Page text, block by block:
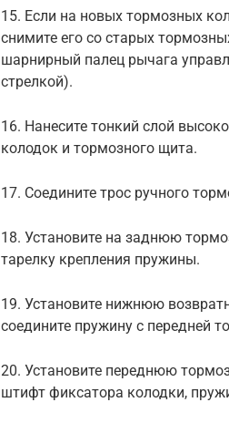
15. Если на новых тормозных
снимите его со старых
шарнирный палец рычага
стрелкой).
16. Нанесите тонкий слой
колодок и тормозного щита.
17. Соедините трос ручного
18. Установите на заднюю
тарелку крепления пружины.
19. Установите нижнюю
соедините пружину с передней
20. Установите переднюю
штифт фиксатора колодки,